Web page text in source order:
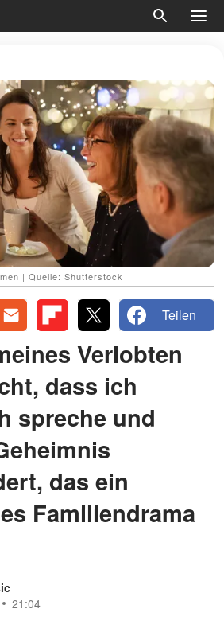
| Quelle: Shutterstock
Teilen
Verlobten
dass ich
spreche und
das ein
Familiendrama
21:04